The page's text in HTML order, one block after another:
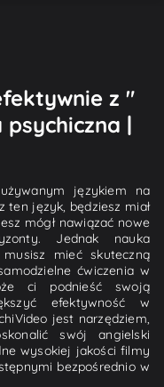
z "
|
językiem na
ten język, będziesz miał
mógł nawiązać nowe
Jednak nauka
mieć skuteczną
ćwiczenia w
ci podnieść swoją
efektywność w
jest narzędziem,
swój angielski
wysokiej jakości filmy
bezpośrednio w